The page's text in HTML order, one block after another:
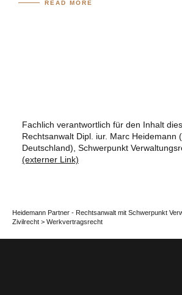
READ MORE
Fachlich verantwortlich für den Inhalt
Rechtsanwalt Dipl. iur. Marc Heidemann
Deutschland), Schwerpunkt
(externer Link)
Heidemann Partner - Rechtsanwalt mit Schwerpunkt
Zivilrecht > Werkvertragsrecht